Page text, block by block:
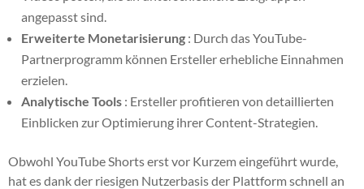
angepasst sind.
Erweiterte Monetarisierung : Durch das YouTube-
Partnerprogramm können Ersteller erhebliche Einnahmen
erzielen.
Analytische Tools : Ersteller profitieren von detaillierten
Einblicken zur Optimierung ihrer Content-Strategien.
Obwohl YouTube Shorts erst vor Kurzem eingeführt wurde,
hat es dank der riesigen Nutzerbasis der Plattform schnell an